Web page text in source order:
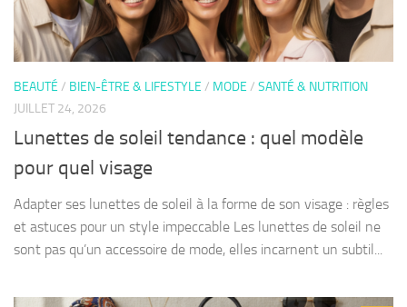
BEAUTÉ / BIEN-ÊTRE & LIFESTYLE / MODE / SANTÉ & NUTRITION
JUILLET 24, 2026
Lunettes de soleil tendance : quel modèle
pour quel visage
Adapter ses lunettes de soleil à la forme de son visage : règles
et astuces pour un style impeccable Les lunettes de soleil ne
sont pas qu’un accessoire de mode, elles incarnent un subtil...